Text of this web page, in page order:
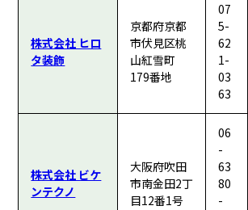
株式会社 ヒロ
タ装飾
京都府京都
市伏見区桃
山紅雪町
179番地
07
5-
62
1-
03
63
株式会社 ビケ
ンテクノ
大阪府吹田
市南金田2丁
目12番1号
06
-
63
80
-